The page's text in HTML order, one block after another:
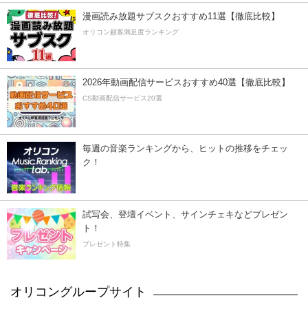
漫画読み放題サブスクおすすめ11選【徹底比較】
オリコン顧客満足度ランキング
2026年動画配信サービスおすすめ40選【徹底比較】
CS動画配信サービス20選
毎週の音楽ランキングから、ヒットの推移をチェッ
ク！
試写会、登壇イベント、サインチェキなどプレゼン
ト！
プレゼント特集
オリコングループサイト